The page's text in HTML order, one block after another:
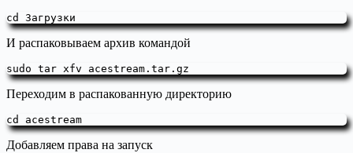
cd Загрузки
И распаковываем архив командой
sudo tar xfv acestream.tar.gz
Переходим в распакованную директорию
cd acestream
Добавляем права на запуск